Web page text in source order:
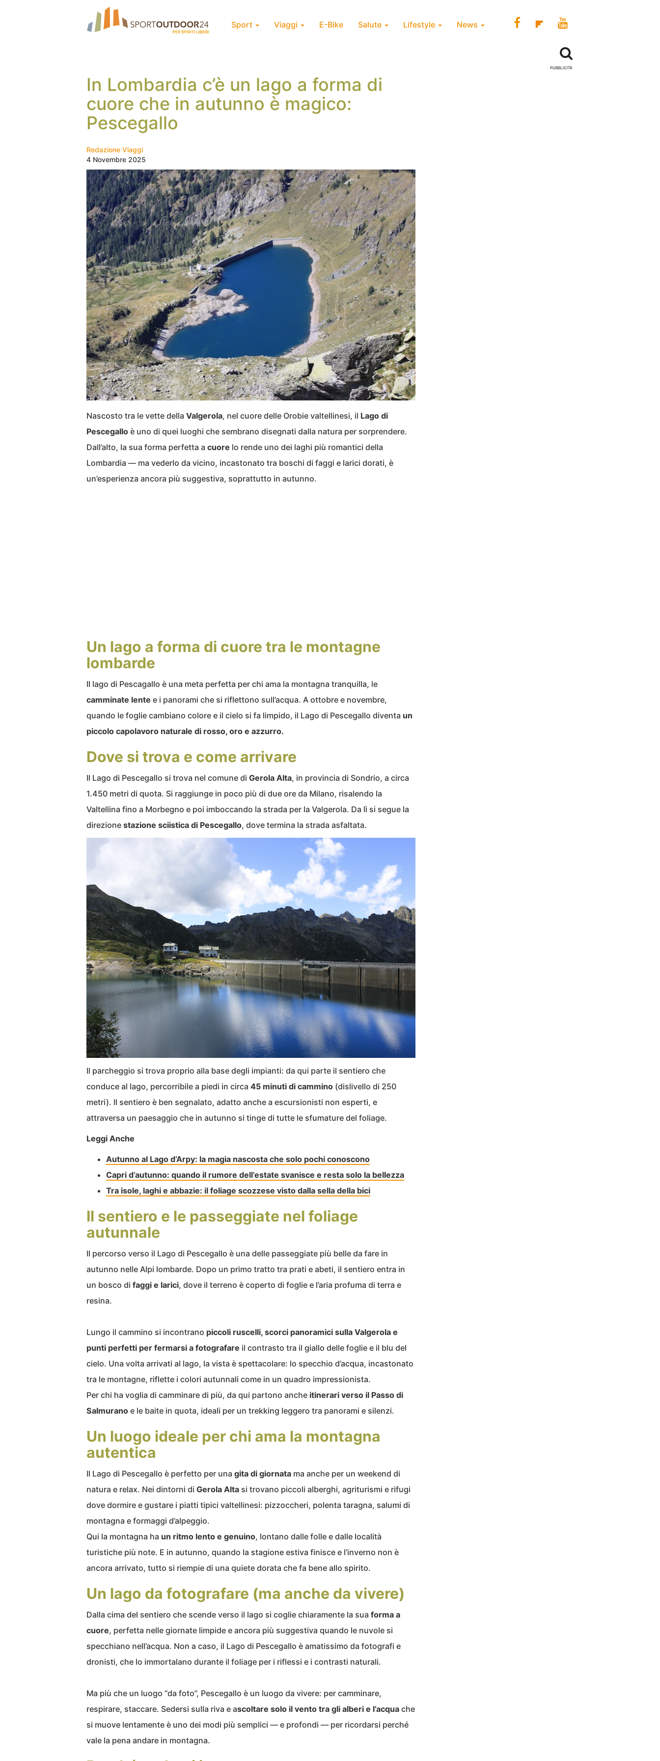
Sport Viaggi E-Bike Salute Lifestyle News
In Lombardia c’è un lago a forma di
cuore che in autunno è magico:
Pescegallo
Redazione Viaggi
4 Novembre 2025
Nascosto tra le vette della Valgerola, nel cuore delle Orobie valtellinesi, il Lago di
Pescegallo è uno di quei luoghi che sembrano disegnati dalla natura per sorprendere.
Dall’alto, la sua forma perfetta a cuore lo rende uno dei laghi più romantici della
Lombardia — ma vederlo da vicino, incastonato tra boschi di faggi e larici dorati, è
un’esperienza ancora più suggestiva, soprattutto in autunno.
Un lago a forma di cuore tra le montagne
lombarde
Il lago di Pescagallo è una meta perfetta per chi ama la montagna tranquilla, le
camminate lente e i panorami che si riflettono sull’acqua. A ottobre e novembre,
quando le foglie cambiano colore e il cielo si fa limpido, il Lago di Pescegallo diventa un
piccolo capolavoro naturale di rosso, oro e azzurro.
Dove si trova e come arrivare
Il Lago di Pescegallo si trova nel comune di Gerola Alta, in provincia di Sondrio, a circa
1.450 metri di quota. Si raggiunge in poco più di due ore da Milano, risalendo la
Valtellina fino a Morbegno e poi imboccando la strada per la Valgerola. Da lì si segue la
direzione stazione sciistica di Pescegallo, dove termina la strada asfaltata.
Il parcheggio si trova proprio alla base degli impianti: da qui parte il sentiero che
conduce al lago, percorribile a piedi in circa 45 minuti di cammino (dislivello di 250
metri). Il sentiero è ben segnalato, adatto anche a escursionisti non esperti, e
attraversa un paesaggio che in autunno si tinge di tutte le sfumature del foliage.
Leggi Anche
Autunno al Lago d’Arpy: la magia nascosta che solo pochi conoscono
Capri d’autunno: quando il rumore dell’estate svanisce e resta solo la bellezza
Tra isole, laghi e abbazie: il foliage scozzese visto dalla sella della bici
Il sentiero e le passeggiate nel foliage
autunnale
Il percorso verso il Lago di Pescegallo è una delle passeggiate più belle da fare in
autunno nelle Alpi lombarde. Dopo un primo tratto tra prati e abeti, il sentiero entra in
un bosco di faggi e larici, dove il terreno è coperto di foglie e l’aria profuma di terra e
resina.
Lungo il cammino si incontrano piccoli ruscelli, scorci panoramici sulla Valgerola e
punti perfetti per fermarsi a fotografare il contrasto tra il giallo delle foglie e il blu del
cielo. Una volta arrivati al lago, la vista è spettacolare: lo specchio d’acqua, incastonato
tra le montagne, riflette i colori autunnali come in un quadro impressionista.
Per chi ha voglia di camminare di più, da qui partono anche itinerari verso il Passo di
Salmurano e le baite in quota, ideali per un trekking leggero tra panorami e silenzi.
Un luogo ideale per chi ama la montagna
autentica
Il Lago di Pescegallo è perfetto per una gita di giornata ma anche per un weekend di
natura e relax. Nei dintorni di Gerola Alta si trovano piccoli alberghi, agriturismi e rifugi
dove dormire e gustare i piatti tipici valtellinesi: pizzoccheri, polenta taragna, salumi di
montagna e formaggi d’alpeggio.
Qui la montagna ha un ritmo lento e genuino, lontano dalle folle e dalle località
turistiche più note. E in autunno, quando la stagione estiva finisce e l’inverno non è
ancora arrivato, tutto si riempie di una quiete dorata che fa bene allo spirito.
Un lago da fotografare (ma anche da vivere)
Dalla cima del sentiero che scende verso il lago si coglie chiaramente la sua forma a
cuore, perfetta nelle giornate limpide e ancora più suggestiva quando le nuvole si
specchiano nell’acqua. Non a caso, il Lago di Pescegallo è amatissimo da fotografi e
dronisti, che lo immortalano durante il foliage per i riflessi e i contrasti naturali.
Ma più che un luogo “da foto”, Pescegallo è un luogo da vivere: per camminare,
respirare, staccare. Sedersi sulla riva e ascoltare solo il vento tra gli alberi e l’acqua che
si muove lentamente è uno dei modi più semplici — e profondi — per ricordarsi perché
vale la pena andare in montagna.
PUBBLICITÀ